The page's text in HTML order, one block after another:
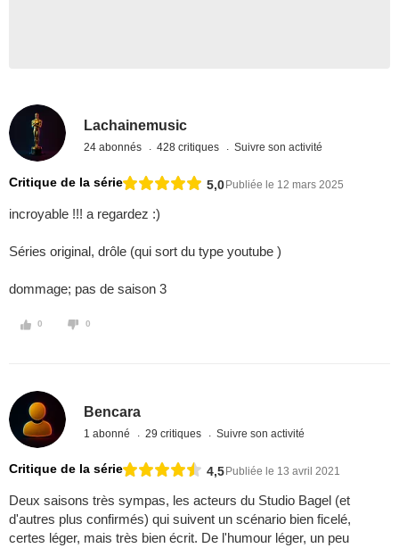
Lachainemusic
24 abonnés 428 critiques Suivre son activité
Critique de la série 5,0Publiée le 12 mars 2025
incroyable !!! a regardez :)
Séries original, drôle (qui sort du type youtube )
dommage; pas de saison 3
0 0
Bencara
1 abonné 29 critiques Suivre son activité
Critique de la série 4,5Publiée le 13 avril 2021
Deux saisons très sympas, les acteurs du Studio Bagel (et
d'autres plus confirmés) qui suivent un scénario bien ficelé,
certes léger, mais très bien écrit. De l'humour léger, un peu